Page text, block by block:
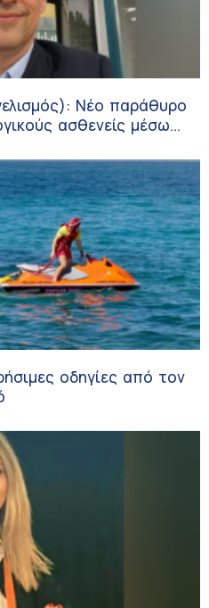
Νέο παράθυρο
ασθενείς μέσω
οδηγίες από τον